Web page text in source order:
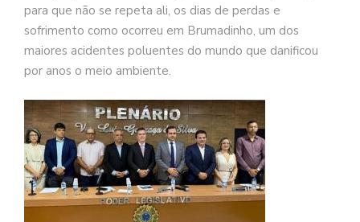
para que não se repeta ali, os dias de perdas e
sofrimento como ocorreu em Brumadinho, um dos
maiores acidentes poluentes do mundo que danificou
por anos o meio ambiente.